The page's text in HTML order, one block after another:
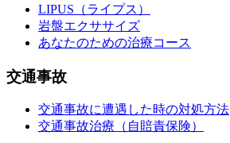
LIPUS（ライプス）
岩盤エクササイズ
あなたのための治療コース
交通事故
交通事故に遭遇した時の対処方法
交通事故治療（自賠責保険）